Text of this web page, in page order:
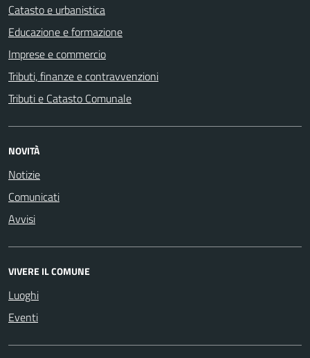
Catasto e urbanistica
Educazione e formazione
Imprese e commercio
Tributi, finanze e contravvenzioni
Tributi e Catasto Comunale
NOVITÀ
Notizie
Comunicati
Avvisi
VIVERE IL COMUNE
Luoghi
Eventi